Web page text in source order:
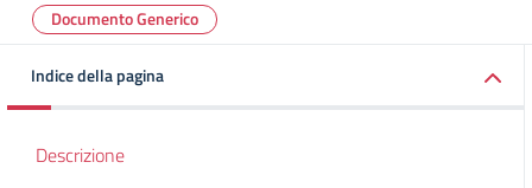
Documento Generico
Indice della pagina
Descrizione